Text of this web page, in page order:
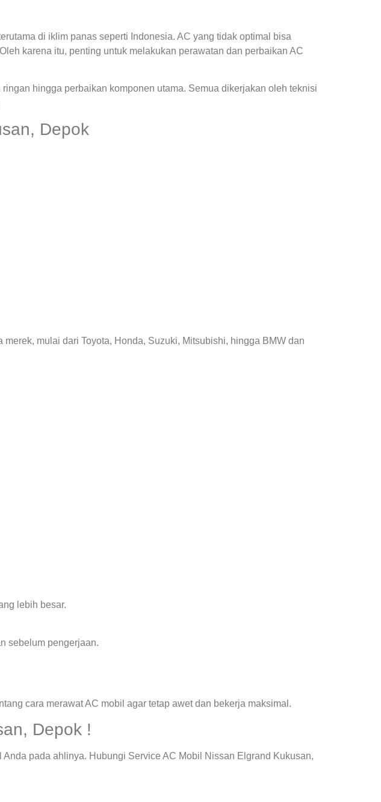
di iklim panas seperti Indonesia. AC yang tidak optimal bisa
karena itu, penting untuk melakukan perawatan dan perbaikan AC
hingga perbaikan komponen utama. Semua dikerjakan oleh teknisi
Depok
mulai dari Toyota, Honda, Suzuki, Mitsubishi, hingga BMW dan
lebih besar.
sebelum pengerjaan.
cara merawat AC mobil agar tetap awet dan bekerja maksimal.
Depok !
pada ahlinya. Hubungi Service AC Mobil Nissan Elgrand Kukusan,